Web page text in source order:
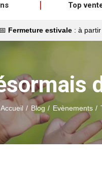
Top
📅 Fermeture estivale : à
Accueil Blog Evènements